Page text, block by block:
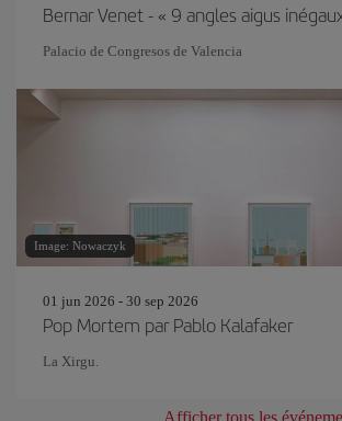
Bernar Venet - « 9 angles aigus
Palacio de Congresos de Valencia
Image: Nowaczyk
01 jun 2026 - 30 sep 2026
Pop Mortem par Pablo Kalafaker
La Xirgu.
Afficher tous les